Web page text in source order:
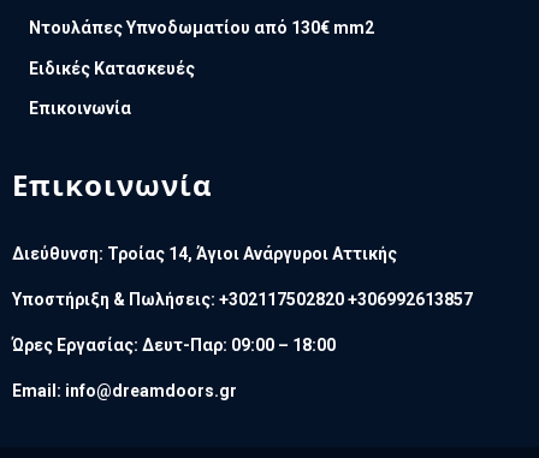
Ντουλάπες Υπνοδωματίου από 130€ mm2
Ειδικές Κατασκευές
Επικοινωνία
Επικοινωνία
Διεύθυνση: Τροίας 14, Άγιοι Ανάργυροι Αττικής
Υποστήριξη & Πωλήσεις: +302117502820 +306992613857
Ώρες Εργασίας: Δευτ-Παρ: 09:00 – 18:00
Email: info@dreamdoors.gr